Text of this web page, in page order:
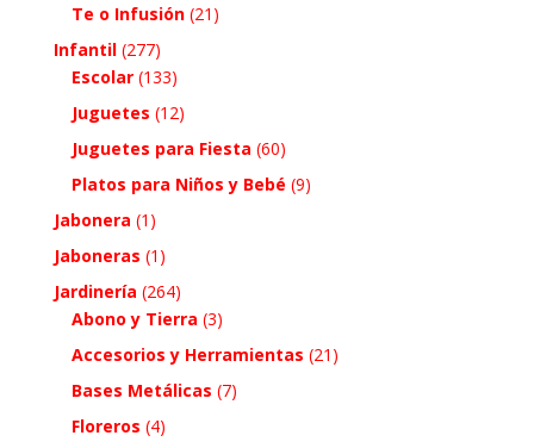
Te o Infusión (21)
Infantil (277)
Escolar (133)
Juguetes (12)
Juguetes para Fiesta (60)
Platos para Niños y Bebé (9)
Jabonera (1)
Jaboneras (1)
Jardinería (264)
Abono y Tierra (3)
Accesorios y Herramientas (21)
Bases Metálicas (7)
Floreros (4)